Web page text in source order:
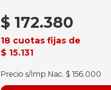
$ 172.380
18 cuotas fijas de
$ 15.131
Precio s/Imp.Nac. $ 156.000